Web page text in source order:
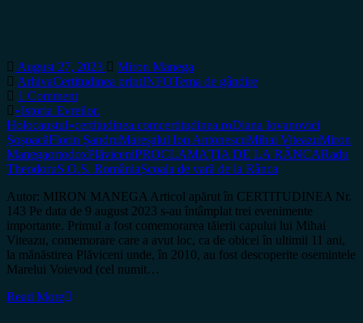
August 27, 2023
Miron Manega
ArhivaCertitudinea printINFOTema de gândire
1 Comment
«Istoria Evreilor.
Holocaustul»certitudinea.comcertitudinea.roDiana Iovanovici
ȘoșoacăFlorin ȘandruMareșalul Ion AntonescuMihai ViteazuMiron
ManegaortodoxPlăviceniPROCLAMAȚIA DE LA RÂNCARadu
TheodoruS.O.S. RomâniaȘcoala de vară de la Rânca
Autor: MIRON MANEGA Articol apărut în CERTITUDINEA Nr.
143 Pe data de 9 august 2023 s-au întâmplat trei evenimente
importante. Primul a fost comemorarea tăierii capului lui Mihai
Viteazu, comemorare care a avut loc, ca de obicei în ultimii 11 ani,
la mănăstirea Plăviceni unde, în 2010, au fost descoperite osemintele
Marelui Voievod (cel numit…
Read More